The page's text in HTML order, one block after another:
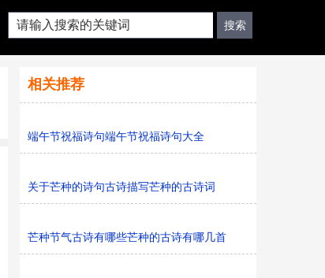
相关推荐
端午节祝福诗句端午节祝福诗句大全
关于芒种的诗句古诗描写芒种的古诗词
芒种节气古诗有哪些芒种的古诗有哪几首